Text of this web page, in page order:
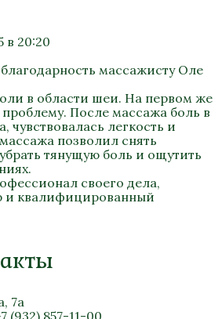
в 20:20
массажисту Оле
в области шеи. На первом же
После массажа боль в
чувствовалась легкость и
позволил снять
тянущую боль и ощутить
своего дела,
и квалифицированный
7а
(932) 857-11-00